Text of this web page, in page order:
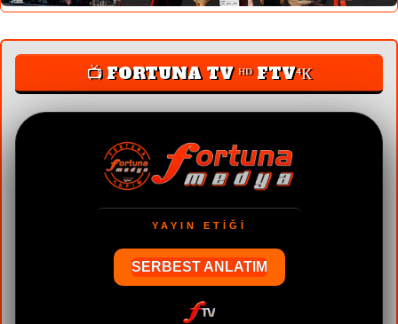
📺 FORTUNA TV ᴴᴰ FTV⁴К
YAYIN ETİĞİ
SERBEST ANLATIM